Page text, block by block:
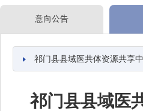
意向公告
祁门县县域医共体资源共享中心和
祁门县县域医